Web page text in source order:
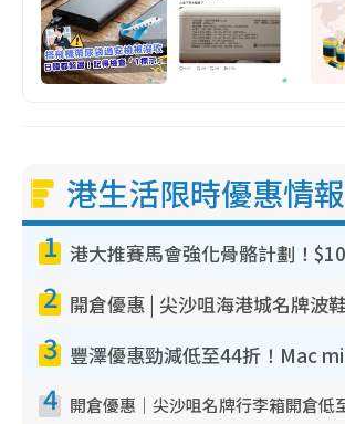
港生活限時優惠情報
1
2
3
4